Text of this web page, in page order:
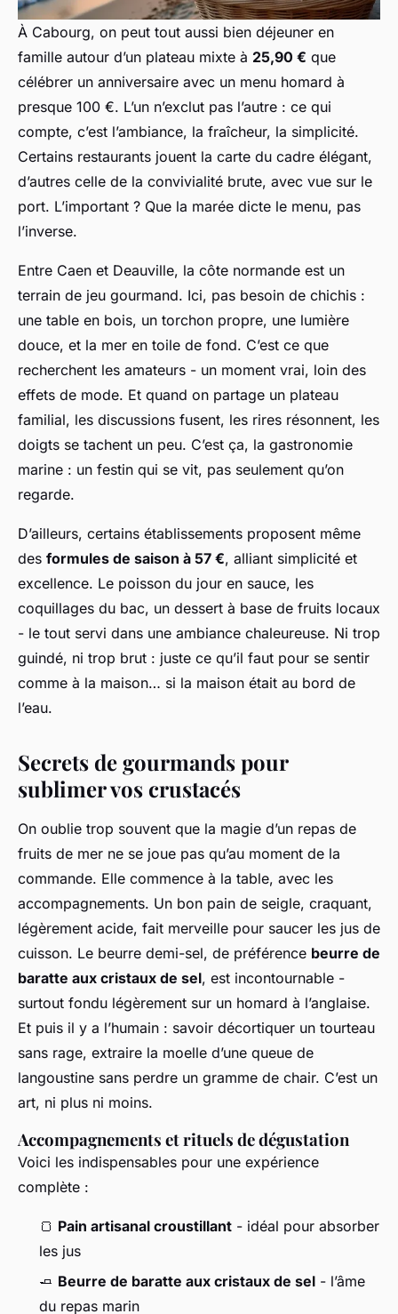
À Cabourg, on peut tout aussi bien déjeuner en
famille autour d’un plateau mixte à 25,90 € que
célébrer un anniversaire avec un menu homard à
presque 100 €. L’un n’exclut pas l’autre : ce qui
compte, c’est l’ambiance, la fraîcheur, la simplicité.
Certains restaurants jouent la carte du cadre élégant,
d’autres celle de la convivialité brute, avec vue sur le
port. L’important ? Que la marée dicte le menu, pas
l’inverse.
Entre Caen et Deauville, la côte normande est un
terrain de jeu gourmand. Ici, pas besoin de chichis :
une table en bois, un torchon propre, une lumière
douce, et la mer en toile de fond. C’est ce que
recherchent les amateurs - un moment vrai, loin des
effets de mode. Et quand on partage un plateau
familial, les discussions fusent, les rires résonnent, les
doigts se tachent un peu. C’est ça, la gastronomie
marine : un festin qui se vit, pas seulement qu’on
regarde.
D’ailleurs, certains établissements proposent même
des formules de saison à 57 €, alliant simplicité et
excellence. Le poisson du jour en sauce, les
coquillages du bac, un dessert à base de fruits locaux
- le tout servi dans une ambiance chaleureuse. Ni trop
guindé, ni trop brut : juste ce qu’il faut pour se sentir
comme à la maison… si la maison était au bord de
l’eau.
Secrets de gourmands pour
sublimer vos crustacés
On oublie trop souvent que la magie d’un repas de
fruits de mer ne se joue pas qu’au moment de la
commande. Elle commence à la table, avec les
accompagnements. Un bon pain de seigle, craquant,
légèrement acide, fait merveille pour saucer les jus de
cuisson. Le beurre demi-sel, de préférence beurre de
baratte aux cristaux de sel, est incontournable -
surtout fondu légèrement sur un homard à l’anglaise.
Et puis il y a l’humain : savoir décortiquer un tourteau
sans rage, extraire la moelle d’une queue de
langoustine sans perdre un gramme de chair. C’est un
art, ni plus ni moins.
Accompagnements et rituels de dégustation
Voici les indispensables pour une expérience
complète :
🍞 Pain artisanal croustillant - idéal pour absorber
les jus
🧈 Beurre de baratte aux cristaux de sel - l’âme
du repas marin